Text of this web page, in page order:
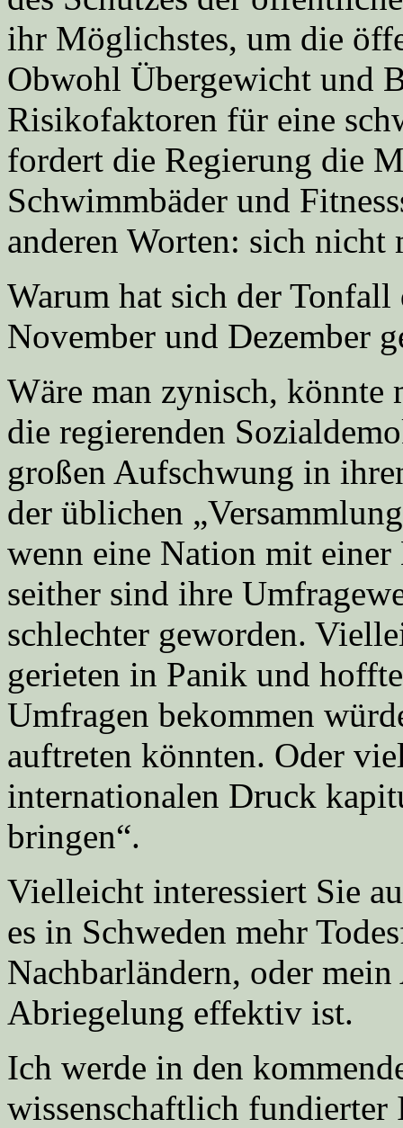
ihr Möglichstes, um die
Obwohl Übergewicht und
Risikofaktoren für eine
fordert die Regierung die
Schwimmbäder und
anderen Worten: sich nicht
Warum hat sich der
November und Dezember
Wäre man zynisch, könnte
die regierenden
großen Aufschwung in
der üblichen
wenn eine Nation mit
seither sind ihre
schlechter geworden.
gerieten in Panik und
Umfragen bekommen
auftreten könnten. Oder
internationalen Druck
bringen“.
Vielleicht interessiert Sie
es in Schweden mehr
Nachbarländern, oder
Abriegelung effektiv ist.
Ich werde in den
wissenschaftlich fundierter